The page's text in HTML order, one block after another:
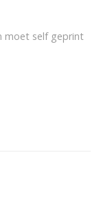
moet self geprint